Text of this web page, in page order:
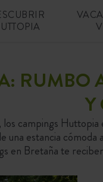
RUMBO
Y
campings
estancia
en Bretaña te